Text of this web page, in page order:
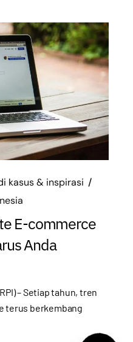
kasus & inspirasi
E-commerce
Anda
– Setiap tahun, tren
terus berkembang